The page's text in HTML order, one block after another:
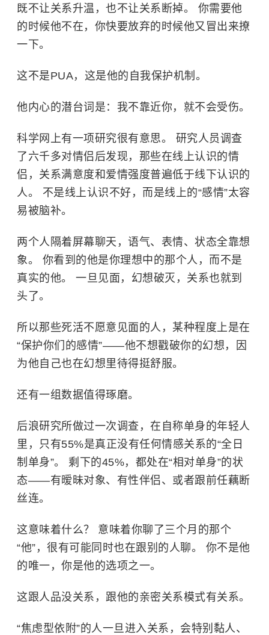
既不让关系升温，也不让关系断掉。 你需要他
的时候他不在，你快要放弃的时候他又冒出来撩
一下。
这不是PUA，这是他的自我保护机制。
他内心的潜台词是：我不靠近你，就不会受伤。
科学网上有一项研究很有意思。 研究人员调查
了六千多对情侣后发现，那些在线上认识的情
侣，关系满意度和爱情强度普遍低于线下认识的
人。 不是线上认识不好，而是线上的“感情”太容
易被脑补。
两个人隔着屏幕聊天，语气、表情、状态全靠想
象。 你看到的他是你理想中的那个人，而不是
真实的他。 一旦见面，幻想破灭，关系也就到
头了。
所以那些死活不愿意见面的人，某种程度上是在
“保护你们的感情”——他不想戳破你的幻想，因
为他自己也在幻想里待得挺舒服。
还有一组数据值得琢磨。
后浪研究所做过一次调查，在自称单身的年轻人
里，只有55%是真正没有任何情感关系的“全日
制单身”。 剩下的45%，都处在“相对单身”的状
态——有暧昧对象、有性伴侣、或者跟前任藕断
丝连。
这意味着什么？ 意味着你聊了三个月的那个
“他”，很有可能同时也在跟别的人聊。 你不是他
的唯一，你是他的选项之一。
这跟人品没关系，跟他的亲密关系模式有关系。
“焦虑型依附”的人一旦进入关系，会特别黏人、